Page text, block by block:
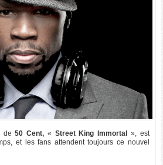
de50 Cent, « Street King Immortal
», est
et les fans attendent toujours ce nouvel